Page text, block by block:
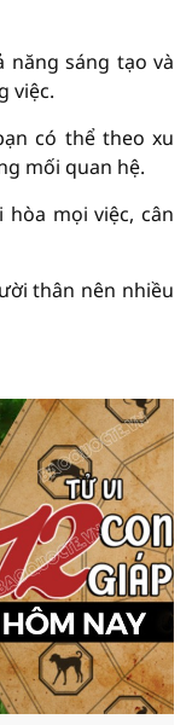
năng sáng tạo và
việc.
có thể theo xu
mối quan hệ.
hòa mọi việc, cân
thân nên nhiều